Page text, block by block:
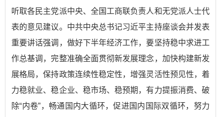
听取各民主党派中央、全国工商联负责人和无党派人士代
表的意见建议。中共中央总书记习近平主持座谈会并发表
重要讲话强调，做好下半年经济工作，要坚持稳中求进工
作总基调，完整准确全面贯彻新发展理念，加快构建新发
展格局，保持政策连续性稳定性，增强灵活性预见性，着
力稳就业、稳企业、稳市场、稳预期，有力提振消费、破
除“内卷”，畅通国内大循环，促进国内国际双循环，努力